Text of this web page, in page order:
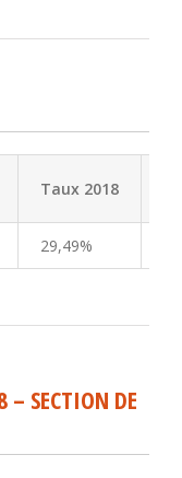
Taux 2018
29,49%
SECTION DE